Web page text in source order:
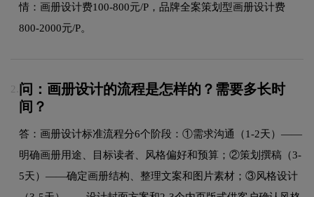
情：画册设计费100-800元/P，品牌全案策划型画册设计费
800-2000元/P。
2. 问：画册设计的流程是怎样的？需要多长时
间？
答：画册设计标准流程分6个阶段：①需求沟通（1-2天）——
明确画册用途、目标读者、风格偏好和预算；②策划撰稿（3-
5天）——确定画册结构、整理文案和图片素材；③风格设计